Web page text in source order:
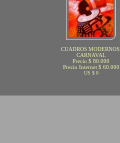
CUADROS MODERNOS,
CARNAVAL
Precio $ 80.000
Precio Internet $ 60.000
US $ 0